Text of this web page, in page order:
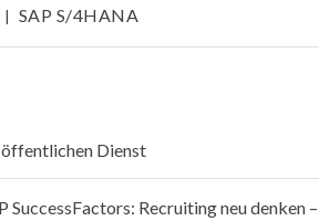
| SAP S/4HANA
Dienst
SuccessFactors: Recruiting neu denken –